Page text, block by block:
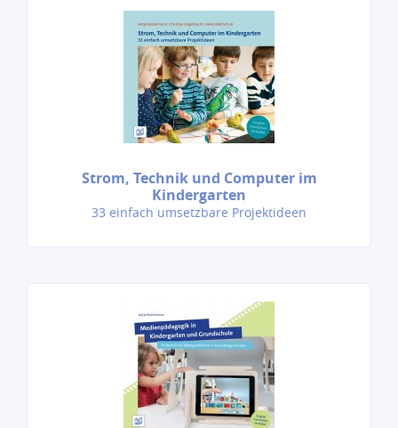
Strom, Technik und Computer im
Kindergarten
33 einfach umsetzbare Projektideen